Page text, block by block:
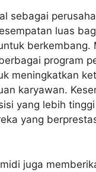
sebagai
luas
berkembang.
program
meningkatkan
karyawan.
yang lebih
yang
juga